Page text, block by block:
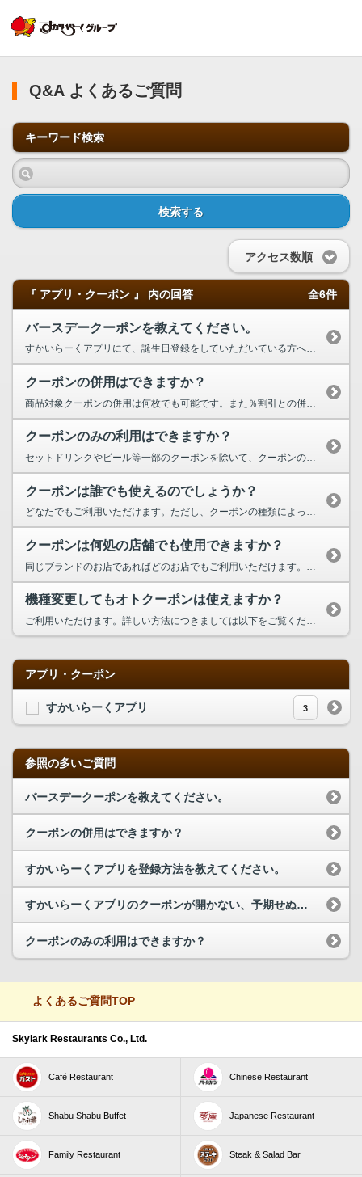
Q&A よくあるご質問
キーワード検索
検索する
アクセス数順
『 アプリ・クーポン 』 内の回答 全6件
バースデークーポンを教えてください。
すかいらーくアプリにて、誕生日登録をしていただいている方へ配信されるクーポンです。 配信は、誕生月の月初１日で、有効期限は、誕生月末日となっています。 ※クーポンの内容については、時期によって変えております。
クーポンの併用はできますか？
クーポンのみの利用はできますか？
セットドリンクやビール等一部のクーポンを除いて、クーポンのみでもご利用いただけます。 詳しくはクーポン券記載の利用方法をご確認ください。
クーポンは誰でも使えるのでしょうか？
どなたでもご利用いただけます。ただし、クーポンの種類によっては、お使いいただける方が限られるものもございます。詳しくはクーポン記載の利用方法をご確認ください。
クーポンは何処の店舗でも使用できますか？
機種変更してもオトクーポンは使えますか？
ご利用いただけます。詳しい方法につきましては以下をご覧ください。 ■フィーチャフォンからスマートフォンへの機種変更 ①オトクーポントップへアクセス ②「画面右上のメニューボタン(右上の3本線のアイコン)」を選択 ③「クーポン利用サービスガイド」を選択 ④「機種変更された方はこちら」を選択 ⑤「機種変更はこちらから」を選択 ⑥ご登録のメールアドレスをご入力頂き、「送信」をクリック...
アプリ・クーポン
すかいらーくアプリ 3
参照の多いご質問
バースデークーポンを教えてください。
クーポンの併用はできますか？
すかいらーくアプリを登録方法を教えてください。
すかいらーくアプリのクーポンが開かない、予期せぬエラーが発生する場合、どうしたらよいですか？
クーポンのみの利用はできますか？
よくあるご質問TOP